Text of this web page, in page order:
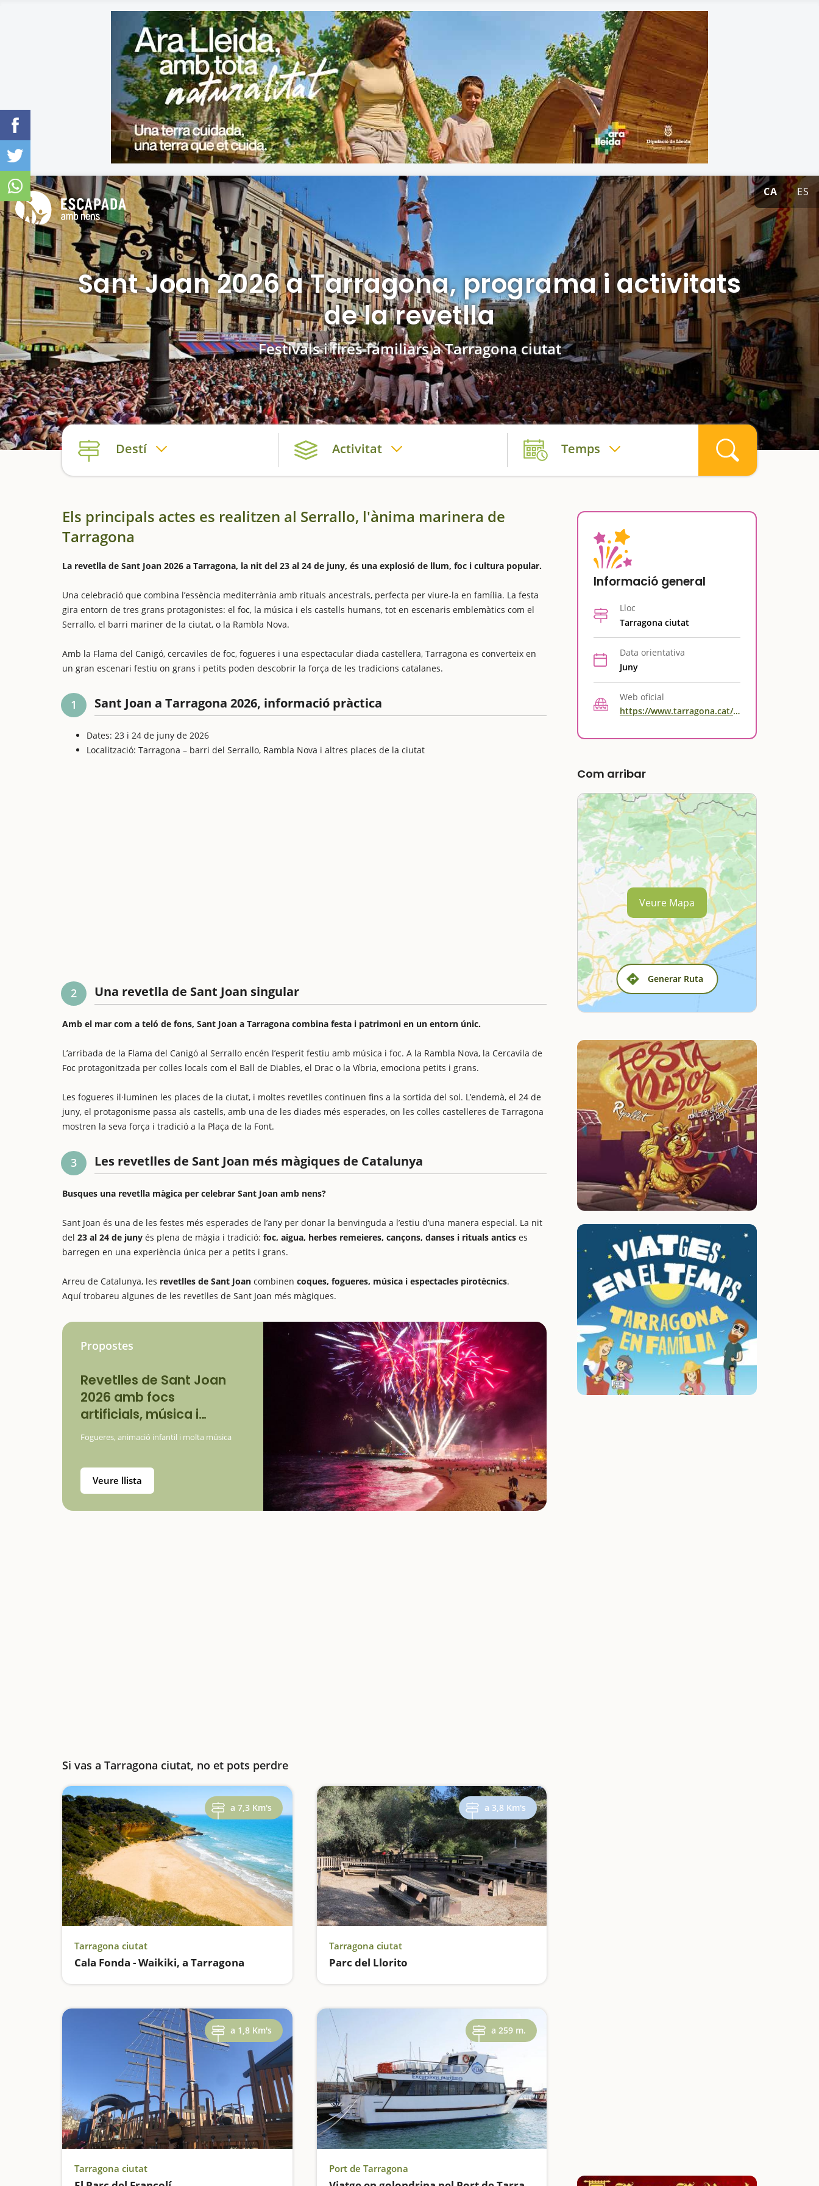
CA ES
Sant Joan 2026 a Tarragona, programa i activitats
de la revetlla
Festivals i fires familiars a Tarragona ciutat
Destí Activitat Temps
Els principals actes es realitzen al Serrallo, l'ànima marinera de
Tarragona
La revetlla de Sant Joan 2026 a Tarragona, la nit del 23 al 24 de juny, és una explosió de llum, foc i cultura popular.
Una celebració que combina l’essència mediterrània amb rituals ancestrals, perfecta per viure-la en família. La festa
gira entorn de tres grans protagonistes: el foc, la música i els castells humans, tot en escenaris emblemàtics com el
Serrallo, el barri mariner de la ciutat, o la Rambla Nova.
Amb la Flama del Canigó, cercaviles de foc, fogueres i una espectacular diada castellera, Tarragona es converteix en
un gran escenari festiu on grans i petits poden descobrir la força de les tradicions catalanes.
1 Sant Joan a Tarragona 2026, informació pràctica
Dates: 23 i 24 de juny de 2026
Localització: Tarragona – barri del Serrallo, Rambla Nova i altres places de la ciutat
2 Una revetlla de Sant Joan singular
Amb el mar com a teló de fons, Sant Joan a Tarragona combina festa i patrimoni en un entorn únic.
L’arribada de la Flama del Canigó al Serrallo encén l’esperit festiu amb música i foc. A la Rambla Nova, la Cercavila de
Foc protagonitzada per colles locals com el Ball de Diables, el Drac o la Víbria, emociona petits i grans.
Les fogueres il·luminen les places de la ciutat, i moltes revetlles continuen fins a la sortida del sol. L’endemà, el 24 de
juny, el protagonisme passa als castells, amb una de les diades més esperades, on les colles castelleres de Tarragona
mostren la seva força i tradició a la Plaça de la Font.
3 Les revetlles de Sant Joan més màgiques de Catalunya
Busques una revetlla màgica per celebrar Sant Joan amb nens?
Sant Joan és una de les festes més esperades de l’any per donar la benvinguda a l’estiu d’una manera especial. La nit
del 23 al 24 de juny és plena de màgia i tradició: foc, aigua, herbes remeieres, cançons, danses i rituals antics es
barregen en una experiència única per a petits i grans.
Arreu de Catalunya, les revetlles de Sant Joan combinen coques, fogueres, música i espectacles pirotècnics.
Aquí trobareu algunes de les revetlles de Sant Joan més màgiques.
Propostes
Revetlles de Sant Joan
2026 amb focs
artificials, música i
rituals
Fogueres, animació infantil i molta música
Veure llista
Si vas a Tarragona ciutat, no et pots perdre
a 7,3 Km's
Tarragona ciutat
Cala Fonda - Waikiki, a Tarragona
a 3,8 Km's
Tarragona ciutat
Parc del Llorito
a 1,8 Km's
Tarragona ciutat
a 259 m.
Port de Tarragona
Informació general
Lloc
Tarragona ciutat
Data orientativa
Juny
Web oficial
https://www.tarragona.cat/cultura/festes-i-cultura-popular/sant-joan
Com arribar
Generar Ruta
Veure Mapa